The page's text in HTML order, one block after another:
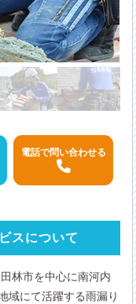
電話で問い合わせる
スについて
林市を中心に南河内
域にて活躍する雨漏り